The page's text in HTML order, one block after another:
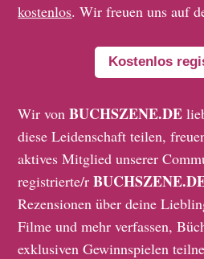
kostenlos. Wir freuen uns auf
Kostenlos
Wir vonBUCHSZENE.DE
diese Leidenschaft teilen,
aktives Mitglied unserer
registrierte/r
Rezensionen über deine
Filme und mehr verfassen,
exklusiven Gewinnspielen